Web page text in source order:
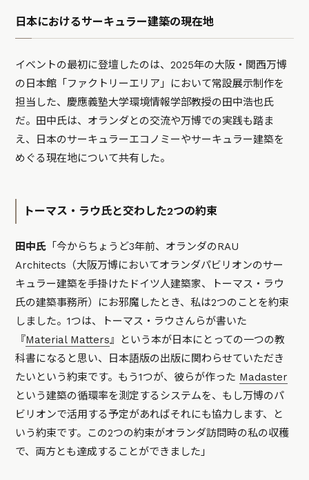
日本におけるサーキュラー建築の現在地
イベントの最初に登壇したのは、2025年の大阪・関西万博
の日本館「ファクトリーエリア」において常設展示制作を
担当した、慶應義塾大学環境情報学部教授の田中浩也氏
だ。田中氏は、オランダとの交流や万博での実践も踏ま
え、日本のサーキュラーエコノミーやサーキュラー建築を
めぐる現在地について共有した。
トーマス・ラウ氏と交わした2つの約束
田中氏 「今からちょうど3年前、オランダのRAU
Architects（大阪万博においてオランダパビリオンのサー
キュラー建築を手掛けたドイツ人建築家、トーマス・ラウ
氏の建築事務所）にお邪魔したとき、私は2つのことを約束
しました。1つは、トーマス・ラウさんらが書いた
『Material Matters』という本が日本にとっての一つの教
科書になると思い、日本語版の出版に関わらせていただき
たいという約束です。もう1つが、彼らが作った Madaster
という建築の循環率を測定するシステムを、もし万博のパ
ビリオンで活用する予定があればそれにも協力します、と
いう約束です。この2つの約束がオランダ訪問時の私の収穫
で、両方とも達成することができました」